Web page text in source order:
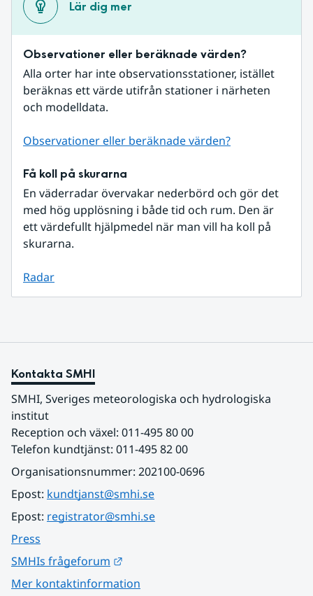
Lär dig mer
Observationer eller beräknade värden?
Alla orter har inte observationsstationer, istället
beräknas ett värde utifrån stationer i närheten
och modelldata.
Observationer eller beräknade värden?
Få koll på skurarna
En väderradar övervakar nederbörd och gör det
med hög upplösning i både tid och rum. Den är
ett värdefullt hjälpmedel när man vill ha koll på
skurarna.
Radar
Kontakta SMHI
SMHI, Sveriges meteorologiska och hydrologiska
institut
Reception och växel: 011-495 80 00
Telefon kundtjänst: 011-495 82 00
Organisationsnummer: 202100-0696
Epost: kundtjanst@smhi.se
Epost: registrator@smhi.se
Press
SMHIs frågeforum
Mer kontaktinformation